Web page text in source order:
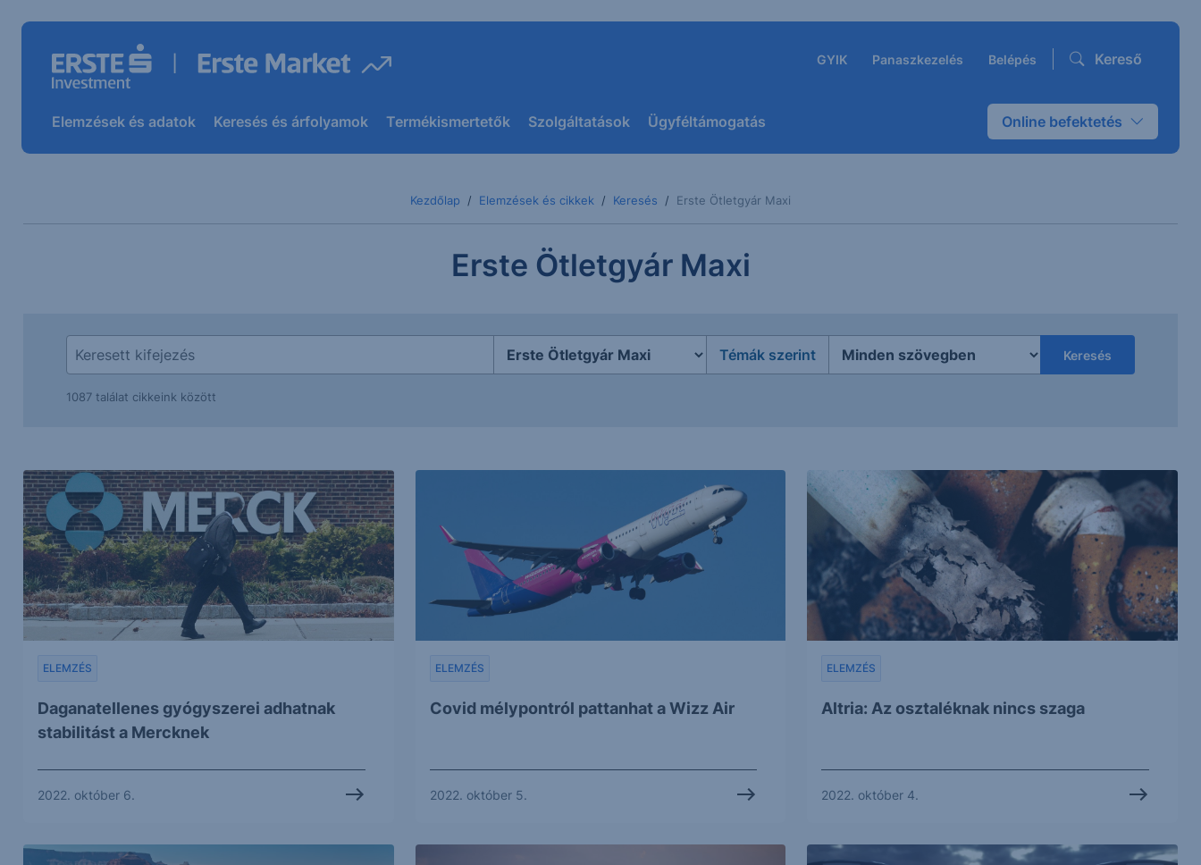
GYIK Panaszkezelés Belépés Kereső
Elemzések és adatok Keresés és árfolyamok Termékismertetők Szolgáltatások Ügyféltámogatás Online befektetés
Kezdőlap Elemzések és cikkek Keresés Erste Ötletgyár Maxi
Erste Ötletgyár Maxi
Témák szerint Keresés
1087 találat cikkeink között
Daganatellenes gyógyszerei adhatnak
stabilitást a Mercknek
ELEMZÉS
2022. október 6.
Covid mélypontról pattanhat a Wizz Air
ELEMZÉS
2022. október 5.
Altria: Az osztaléknak nincs szaga
ELEMZÉS
2022. október 4.